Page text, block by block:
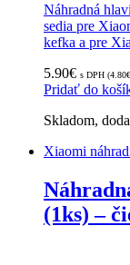
Náhradná
sedia pre
kefka a pre
5.90€ s DPH (4.80€
Pridať do
Skladom,
Xiaomi
(1ks) –